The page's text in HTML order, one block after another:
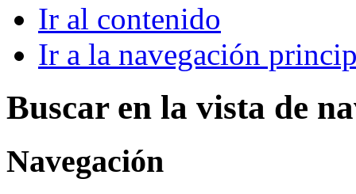
Ir al contenido
Ir a la navegación
Buscar en la vista de
Navegación